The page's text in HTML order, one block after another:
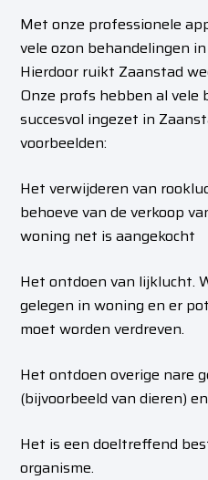
Met onze professionele
vele ozon behandelingen
Hierdoor ruikt Zaanstad
Onze profs hebben al vele
succesvol ingezet in
voorbeelden:
Het verwijderen van
behoeve van de verkoop
woning net is aangekocht
Het ontdoen van lijklucht.
gelegen in woning en er
moet worden verdreven.
Het ontdoen overige nare
(bijvoorbeeld van dieren)
Het is een doeltreffend
organisme.